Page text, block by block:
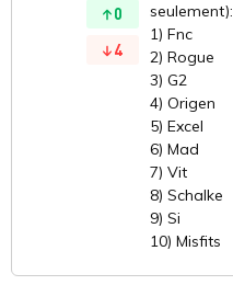
0
4
seulement):
1) Fnc
2) Rogue
3) G2
4) Origen
5) Excel
6) Mad
7) Vit
8) Schalke
9) Si
10) Misfits